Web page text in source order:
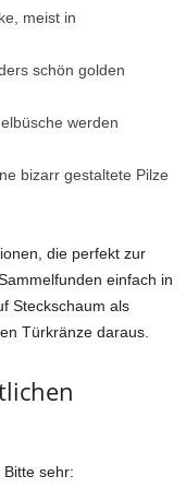
meist in
schön golden
werden
bizarr gestaltete Pilze
die perfekt zur
einfach in
Steckschaum als
Türkränze daraus.
sehr: